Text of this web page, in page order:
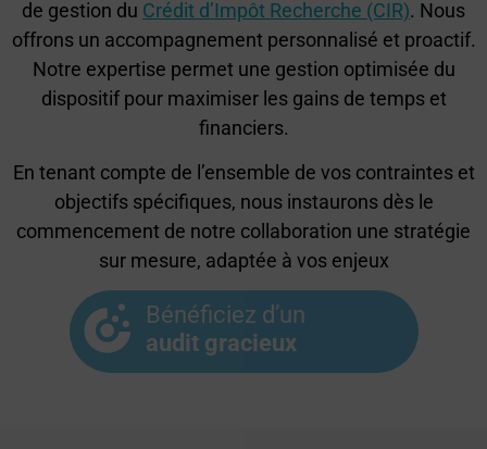
de gestion du Crédit d’Impôt Recherche (CIR). Nous
offrons un accompagnement personnalisé et proactif.
Notre expertise permet une gestion optimisée du
dispositif pour maximiser les gains de temps et
financiers.
En tenant compte de l’ensemble de vos contraintes et
objectifs spécifiques, nous instaurons dès le
commencement de notre collaboration une stratégie
sur mesure, adaptée à vos enjeux
Bénéficiez d’un
audit gracieux